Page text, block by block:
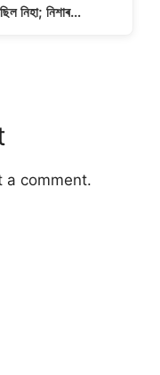
নিহা; নিশাৰ…
a comment.